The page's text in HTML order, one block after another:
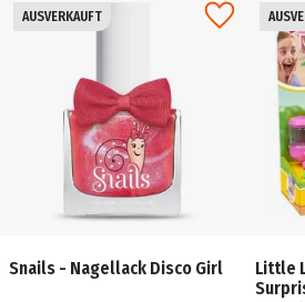
AUSVERKAUFT
Snails - Nagellack Disco Girl
Little